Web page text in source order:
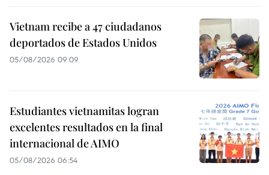
Vietnam recibe a 47 ciudadanos
deportados de Estados Unidos
05/08/2026 09:09
Estudiantes vietnamitas logran
excelentes resultados en la final
internacional de AIMO
05/08/2026 06:54